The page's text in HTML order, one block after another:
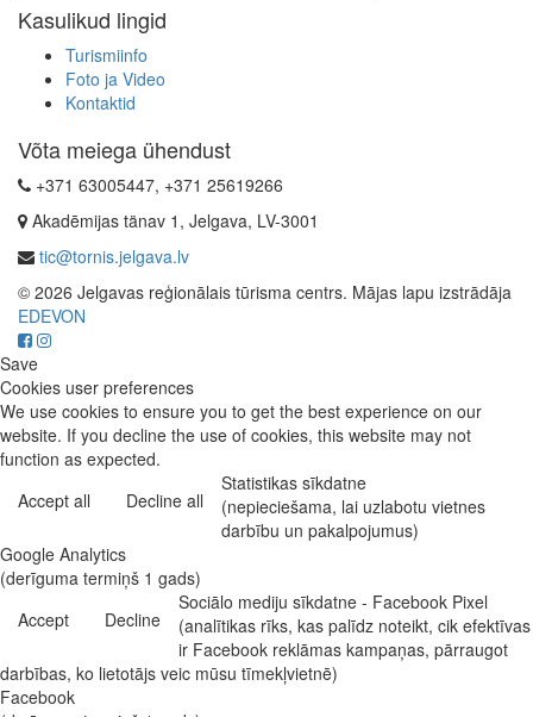
Kasulikud lingid
Turismiinfo
Foto ja Video
Kontaktid
Võta meiega ühendust
+371 63005447, +371 25619266
Akadēmijas tänav 1, Jelgava, LV-3001
tic@tornis.jelgava.lv
© 2026 Jelgavas reģionālais tūrisma centrs. Mājas lapu izstrādāja
EDEVON
Save
Cookies user preferences
We use cookies to ensure you to get the best experience on our
website. If you decline the use of cookies, this website may not
function as expected.
Accept all
Decline all
Statistikas sīkdatne
(nepieciešama, lai uzlabotu vietnes
darbību un pakalpojumus)
Google Analytics
(derīguma termiņš 1 gads)
Accept
Decline
Sociālo mediju sīkdatne - Facebook Pixel
(analītikas rīks, kas palīdz noteikt, cik efektīvas
ir Facebook reklāmas kampaņas, pārraugot
darbības, ko lietotājs veic mūsu tīmekļvietnē)
Facebook